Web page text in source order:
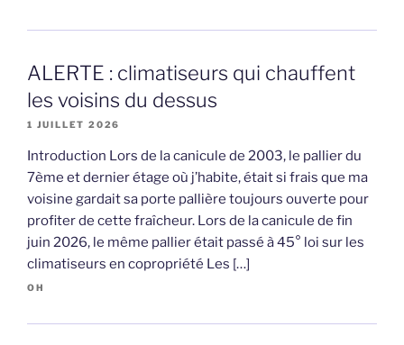
ALERTE : climatiseurs qui chauffent
les voisins du dessus
1 JUILLET 2026
Introduction Lors de la canicule de 2003, le pallier du
7ème et dernier étage où j’habite, était si frais que ma
voisine gardait sa porte pallière toujours ouverte pour
profiter de cette fraîcheur. Lors de la canicule de fin
juin 2026, le même pallier était passé à 45° loi sur les
climatiseurs en copropriété Les […]
OH